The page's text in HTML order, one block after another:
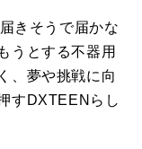
きそうで届かな
うとする不器用
、夢や挑戦に向
す DXTEEN らし